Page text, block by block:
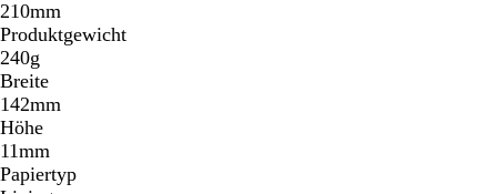
210mm
Produktgewicht
240g
Breite
142mm
Höhe
11mm
Papiertyp